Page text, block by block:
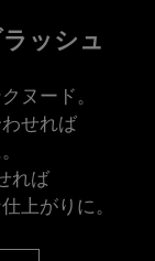
ッシュ
ヌード。
せれば
れば
上がりに。